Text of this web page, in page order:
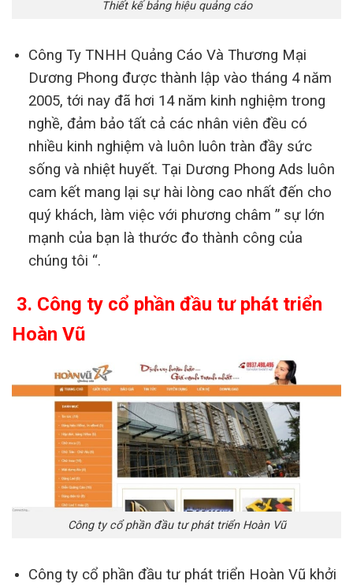
Thiết kế bảng hiệu quảng cáo
Công Ty TNHH Quảng Cáo Và Thương Mại
Dương Phong được thành lập vào tháng 4 năm
2005, tới nay đã hơi 14 năm kinh nghiệm trong
nghề, đảm bảo tất cả các nhân viên đều có
nhiều kinh nghiệm và luôn luôn tràn đầy sức
sống và nhiệt huyết. Tại Dương Phong Ads luôn
cam kết mang lại sự hài lòng cao nhất đến cho
quý khách, làm việc với phương châm ” sự lớn
mạnh của bạn là thước đo thành công của
chúng tôi “.
3. Công ty cổ phần đầu tư phát triển
Hoàn Vũ
Công ty cổ phần đầu tư phát triển Hoàn Vũ
Công ty cổ phần đầu tư phát triển Hoàn Vũ khởi